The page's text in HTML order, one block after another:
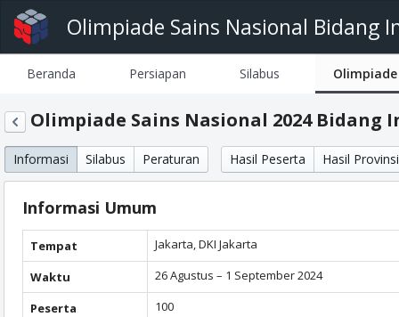
Olimpiade Sains Nasional Bidang
Beranda Persiapan Silabus Olimpiade
Olimpiade Sains Nasional 2024
Informasi Silabus Peraturan Hasil Peserta Hasil Provinsi
Informasi Umum
Tempat Jakarta, DKI Jakarta
Waktu 26 Agustus – 1 September 2024
Peserta 100